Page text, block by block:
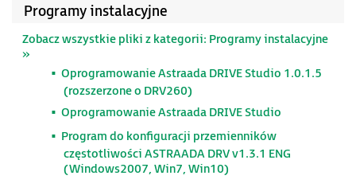
Programy instalacyjne
Zobacz wszystkie pliki z kategorii: Programy instalacyjne
»
Oprogramowanie Astraada DRIVE Studio 1.0.1.5
(rozszerzone o DRV260)
Oprogramowanie Astraada DRIVE Studio
Program do konfiguracji przemienników
częstotliwości ASTRAADA DRV v1.3.1 ENG
(Windows2007, Win7, Win10)